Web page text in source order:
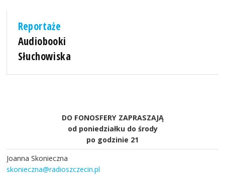
Reportaże
Audiobooki
Słuchowiska
DO FONOSFERY ZAPRASZAJĄ
od poniedziałku do środy
po godzinie 21
Joanna Skonieczna
skonieczna@radioszczecin.pl